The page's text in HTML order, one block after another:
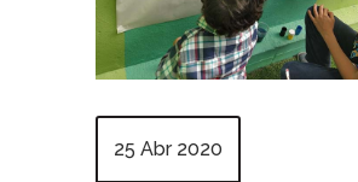
25 Abr 2020